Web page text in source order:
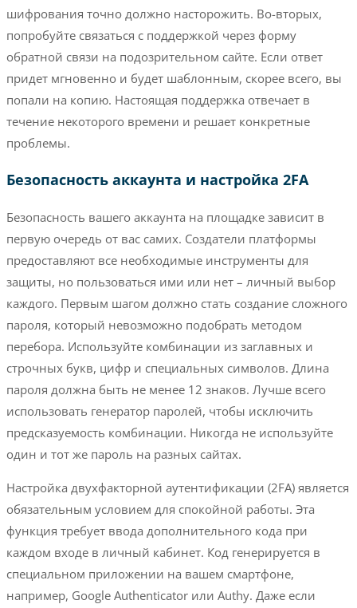
шифрования точно должно насторожить. Во-вторых,
попробуйте связаться с поддержкой через форму
обратной связи на подозрительном сайте. Если ответ
придет мгновенно и будет шаблонным, скорее всего, вы
попали на копию. Настоящая поддержка отвечает в
течение некоторого времени и решает конкретные
проблемы.
Безопасность аккаунта и настройка 2FA
Безопасность вашего аккаунта на площадке зависит в
первую очередь от вас самих. Создатели платформы
предоставляют все необходимые инструменты для
защиты, но пользоваться ими или нет – личный выбор
каждого. Первым шагом должно стать создание сложного
пароля, который невозможно подобрать методом
перебора. Используйте комбинации из заглавных и
строчных букв, цифр и специальных символов. Длина
пароля должна быть не менее 12 знаков. Лучше всего
использовать генератор паролей, чтобы исключить
предсказуемость комбинации. Никогда не используйте
один и тот же пароль на разных сайтах.
Настройка двухфакторной аутентификации (2FA) является
обязательным условием для спокойной работы. Эта
функция требует ввода дополнительного кода при
каждом входе в личный кабинет. Код генерируется в
специальном приложении на вашем смартфоне,
например, Google Authenticator или Authy. Даже если